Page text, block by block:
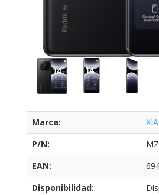
Marca:
P/N:
EAN:
Disponibilidad: